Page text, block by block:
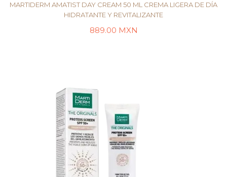
MARTIDERM AMATIST DAY CREAM 50 ML CREMA LIGERA DE DÍA
HIDRATANTE Y REVITALIZANTE
889.00 MXN